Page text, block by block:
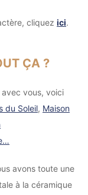
cliquez ici.
ÇA ?
avec vous, voici
du Soleil, Maison
avons toute une
à la céramique